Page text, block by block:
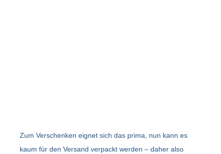
Zum Verschenken eignet sich das prima, nun kann es
kaum für den Versand verpackt werden – daher also